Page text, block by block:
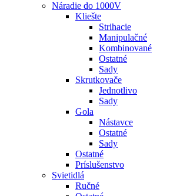
Náradie do 1000V
Kliešte
Strihacie
Manipulačné
Kombinované
Ostatné
Sady
Skrutkovače
Jednotlivo
Sady
Gola
Nástavce
Ostatné
Sady
Ostatné
Príslušenstvo
Svietidlá
Ručné